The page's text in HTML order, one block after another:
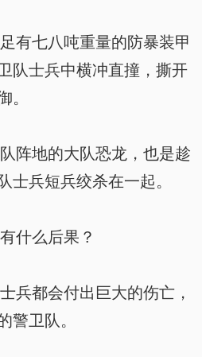
有七八吨重量的防暴装甲
队士兵中横冲直撞，撕开
。
阵地的大队恐龙，也是趁
士兵短兵绞杀在一起。
什么后果？
兵都会付出巨大的伤亡，
警卫队。